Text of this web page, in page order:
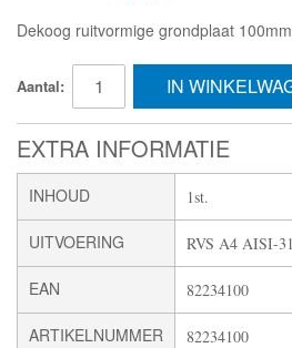
Dekoog ruitvormige grondplaat
Aantal: IN
EXTRA INFORMATIE
INHOUD 1st.
UITVOERING RVS A4 AISI-
EAN 82234100
ARTIKELNUMMER 82234100